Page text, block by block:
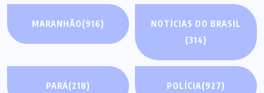
MARANHÃO(916)
NOTÍCIAS DO BRASIL
(314)
PARÁ(218) POLÍCIA(927)